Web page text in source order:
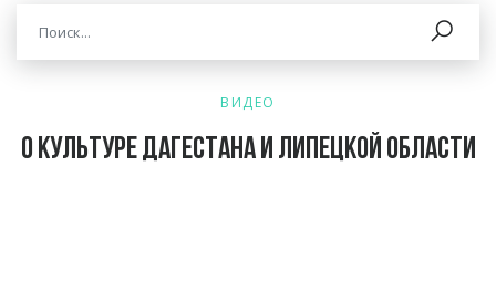
ВИДЕО
О культуре Дагестана и Липецкой области